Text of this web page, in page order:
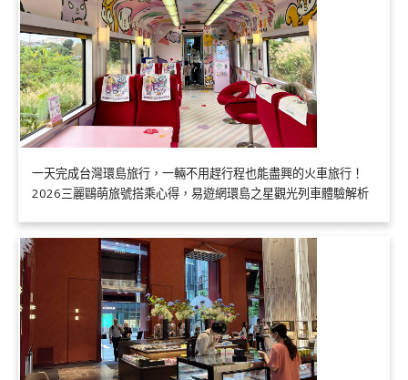
一天完成台灣環島旅行，一輛不用趕行程也能盡興的火車旅行！
2026三麗鷗萌旅號搭乘心得，易遊網環島之星觀光列車體驗解析